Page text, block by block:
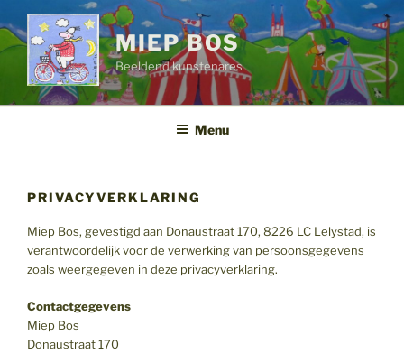
naar
de
inhoud
MIEP BOS
Beeldend kunstenares
Menu
PRIVACYVERKLARING
Miep Bos, gevestigd aan Donaustraat 170, 8226 LC Lelystad, is
verantwoordelijk voor de verwerking van persoonsgegevens
zoals weergegeven in deze privacyverklaring.
Contactgegevens
Miep Bos
Donaustraat 170